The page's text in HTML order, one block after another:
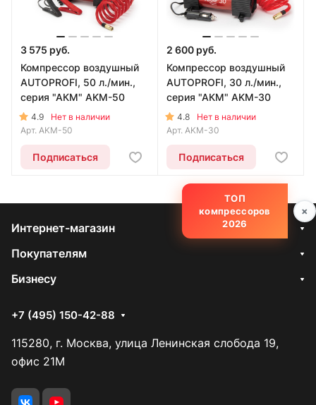
3 575 руб.
Компрессор воздушный
AUTOPROFI, 50 л./мин.,
серия "АКМ" AKM-50
4.9
Нет в наличии
Арт. AKM-50
Подписаться
2 600 руб.
Компрессор воздушный
AUTOPROFI, 30 л./мин.,
серия "АКМ" AKM-30
4.8
Нет в наличии
Арт. AKM-30
Подписаться
ТОП
компрессоров
2026
×
Интернет-магазин
Покупателям
Бизнесу
+7 (495) 150-42-88
115280, г. Москва, улица Ленинская слобода 19,
офис 21М